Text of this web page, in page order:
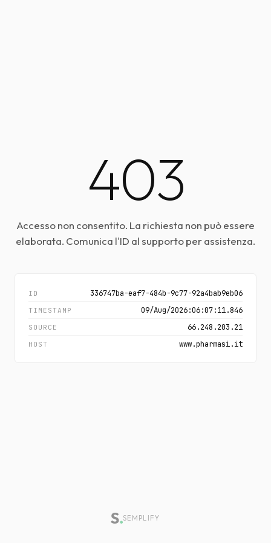
403
Accesso non consentito. La richiesta non può essere
elaborata. Comunica l'ID al supporto per assistenza.
ID 336747ba-eaf7-484b-9c77-92a4bab9eb06
TIMESTAMP 09/Aug/2026:06:07:11.846
SOURCE 66.248.203.21
HOST www.pharmasi.it
SEMPLIFY